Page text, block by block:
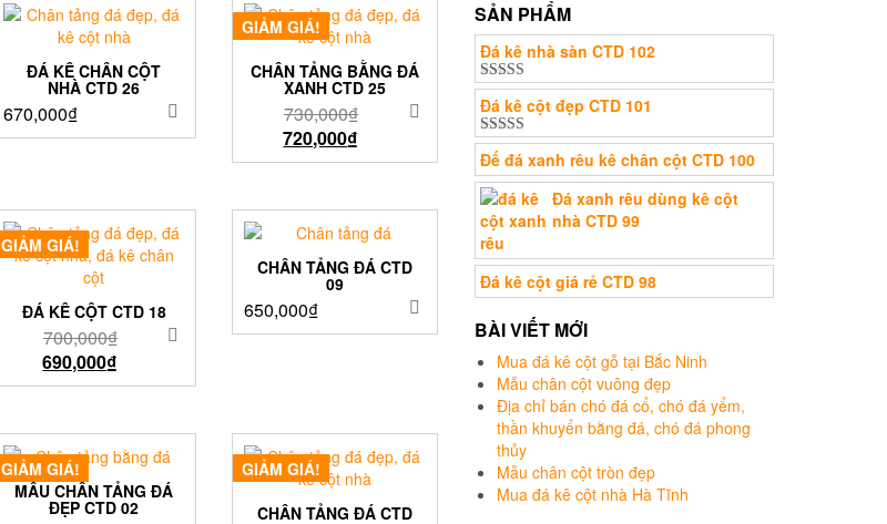
ĐÁ KÊ CHÂN CỘT
NHÀ CTD 26
670,000₫
GIẢM GIÁ!
CHÂN TẢNG BẰNG ĐÁ
XANH CTD 25
730,000₫
720,000₫
GIẢM GIÁ!
ĐÁ KÊ CỘT CTD 18
700,000₫
690,000₫
CHÂN TẢNG ĐÁ CTD
09
650,000₫
GIẢM GIÁ!
MẪU CHÂN TẢNG ĐÁ
ĐẸP CTD 02
GIẢM GIÁ!
CHÂN TẢNG ĐÁ CTD
SẢN PHẨM
Đá kê nhà sàn CTD 102
Được xếp
hạng5.005
sao
Đá kê cột đẹp CTD 101
Được xếp
hạng5.005
sao
Đế đá xanh rêu kê chân cột CTD 100
Đá xanh rêu dùng kê cột
nhà CTD 99
Đá kê cột giá rẻ CTD 98
BÀI VIẾT MỚI
Mua đá kê cột gỗ tại Bắc Ninh
Mẫu chân cột vuông đẹp
Địa chỉ bán chó đá cổ, chó đá yểm,
thần khuyển bằng đá, chó đá phong
thủy
Mẫu chân cột tròn đẹp
Mua đá kê cột nhà Hà Tĩnh